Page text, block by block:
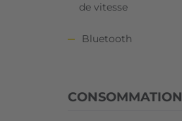
de vitesse
Bluetooth
CONSOMMATION